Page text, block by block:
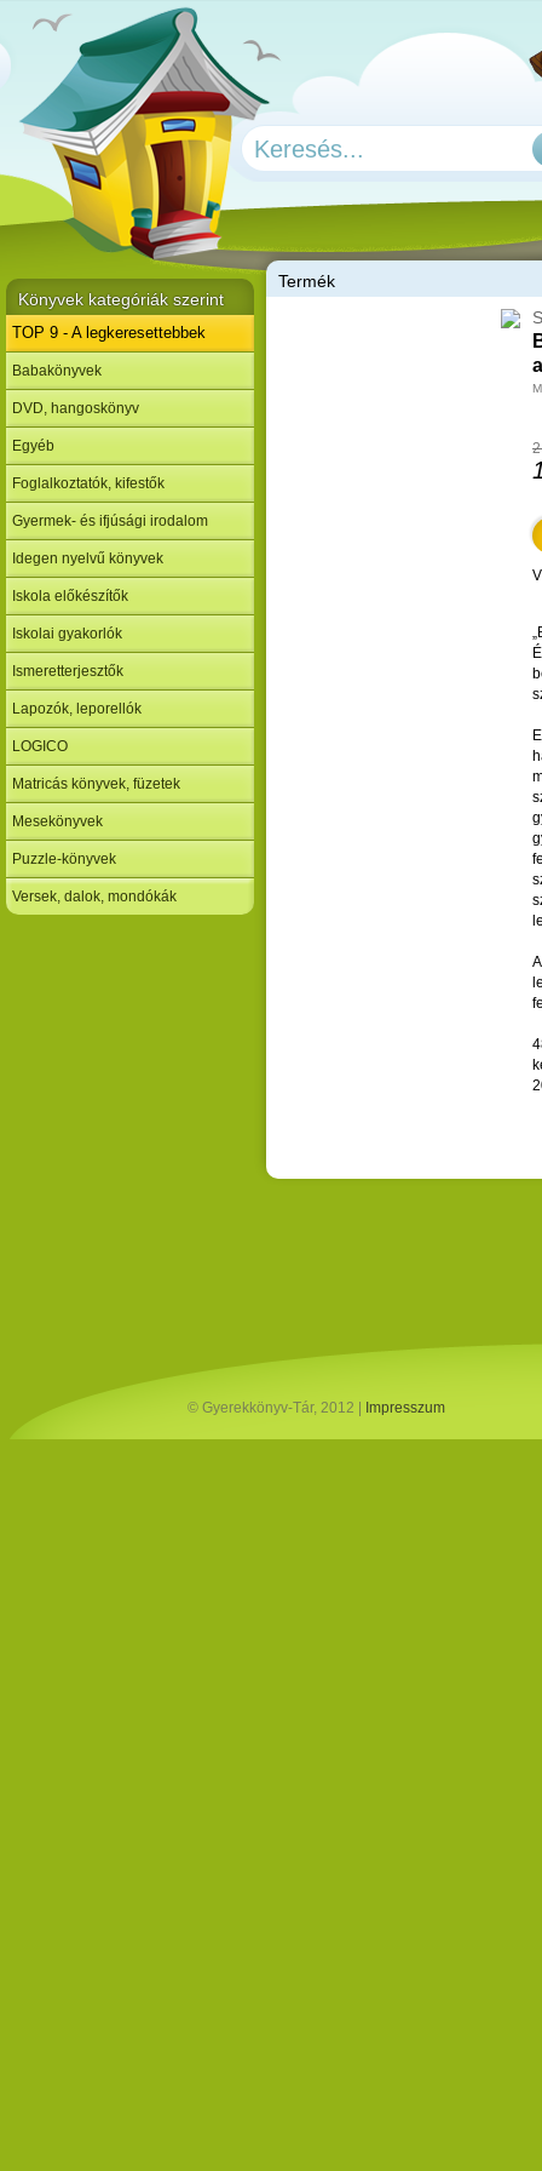
Termék
Könyvek kategóriák szerint
TOP 9 - A legkeresettebbek
Babakönyvek
DVD, hangoskönyv
Egyéb
Foglalkoztatók, kifestők
Gyermek- és ifjúsági irodalom
Idegen nyelvű könyvek
Iskola előkészítők
Iskolai gyakorlók
Ismeretterjesztők
Lapozók, leporellók
LOGICO
Matricás könyvek, füzetek
Mesekönyvek
Puzzle-könyvek
Versek, dalok, mondókák
© Gyerekkönyv-Tár, 2012 | Impresszum